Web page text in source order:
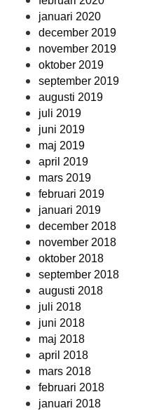
januari 2020
december 2019
november 2019
oktober 2019
september 2019
augusti 2019
juli 2019
juni 2019
maj 2019
april 2019
mars 2019
februari 2019
januari 2019
december 2018
november 2018
oktober 2018
september 2018
augusti 2018
juli 2018
juni 2018
maj 2018
april 2018
mars 2018
februari 2018
januari 2018